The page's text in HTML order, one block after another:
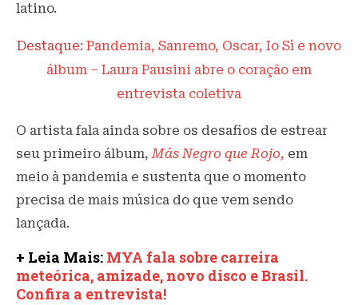
latino.
Destaque: Pandemia, Sanremo, Oscar, Io Sì e novo
álbum – Laura Pausini abre o coração em
entrevista coletiva
O artista fala ainda sobre os desafios de estrear
seu primeiro álbum,Más Negro que Rojo, em
meio à pandemia e sustenta que o momento
precisa de mais música do que vem sendo
lançada.
+ Leia Mais: MYA fala sobre carreira
meteórica, amizade, novo disco e Brasil.
Confira a entrevista!